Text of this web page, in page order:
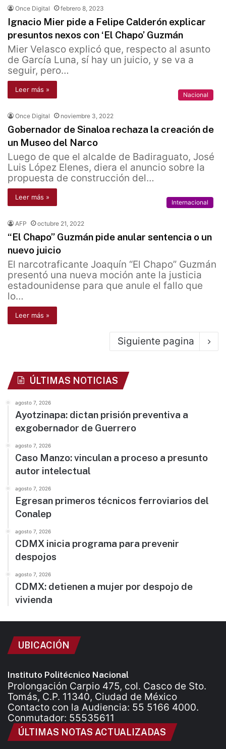
Once Digital febrero 8, 2023
Ignacio Mier pide a Felipe Calderón explicar
presuntos nexos con ‘El Chapo’ Guzmán
Mier Velasco explicó que, respecto al asunto
de García Luna, sí hay un juicio, y se va a
seguir, pero…
Leer más »
Nacional
Once Digital noviembre 3, 2022
Gobernador de Sinaloa rechaza la creación de
un Museo del Narco
Luego de que el alcalde de Badiraguato, José
Luis López Elenes, diera el anuncio sobre la
propuesta de construcción del…
Leer más »
Internacional
AFP octubre 21, 2022
“El Chapo” Guzmán pide anular sentencia o un
nuevo juicio
El narcotraficante Joaquín “El Chapo” Guzmán
presentó una nueva moción ante la justicia
estadounidense para que anule el fallo que
lo…
Leer más »
Siguiente pagina
ÚLTIMAS NOTICIAS
agosto 7, 2026
Ayotzinapa: dictan prisión preventiva a
exgobernador de Guerrero
agosto 7, 2026
Caso Manzo: vinculan a proceso a presunto
autor intelectual
agosto 7, 2026
Egresan primeros técnicos ferroviarios del
Conalep
agosto 7, 2026
CDMX inicia programa para prevenir
despojos
agosto 7, 2026
CDMX: detienen a mujer por despojo de
vivienda
UBICACIÓN
Instituto Politécnico Nacional
Prolongación Carpio 475, col. Casco de Sto.
Tomás, C.P. 11340, Ciudad de México
Contacto con la Audiencia: 55 5166 4000.
Conmutador: 55535611
ÚLTIMAS NOTAS ACTUALIZADAS